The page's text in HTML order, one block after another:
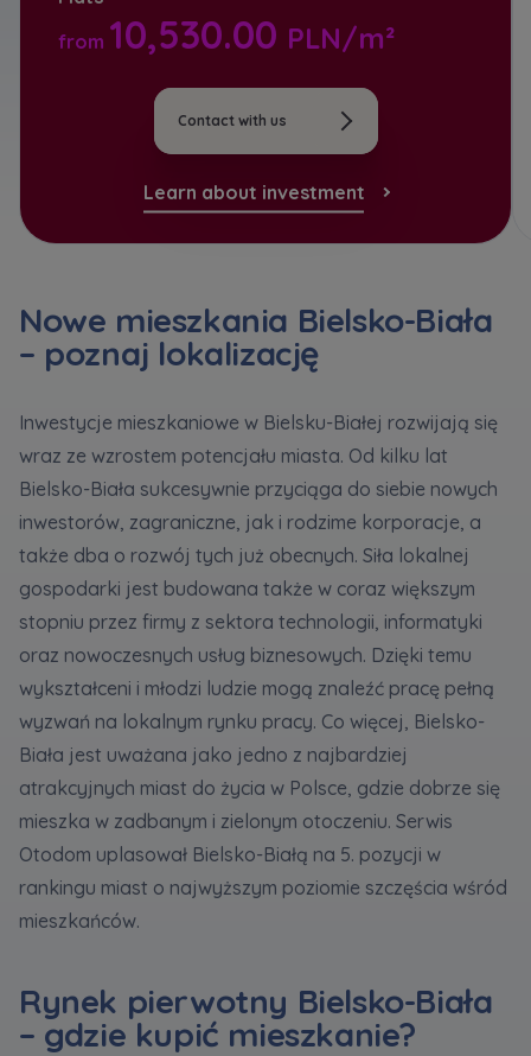
Expand
information from
their personal data ... *
Send
from 10,530.00 PLN/m²
Contact with us
Learn about investment
Nowe mieszkania Bielsko-Biała
– poznaj lokalizację
Inwestycje mieszkaniowe w Bielsku-Białej rozwijają się
wraz ze wzrostem potencjału miasta. Od kilku lat
Bielsko-Biała sukcesywnie przyciąga do siebie nowych
inwestorów, zagraniczne, jak i rodzime korporacje, a
także dba o rozwój tych już obecnych. Siła lokalnej
gospodarki jest budowana także w coraz większym
stopniu przez firmy z sektora technologii, informatyki
oraz nowoczesnych usług biznesowych. Dzięki temu
wykształceni i młodzi ludzie mogą znaleźć pracę pełną
wyzwań na lokalnym rynku pracy. Co więcej, Bielsko-
Biała jest uważana jako jedno z najbardziej
atrakcyjnych miast do życia w Polsce, gdzie dobrze się
mieszka w zadbanym i zielonym otoczeniu. Serwis
Otodom uplasował Bielsko-Białą na 5. pozycji w
rankingu miast o najwyższym poziomie szczęścia wśród
mieszkańców.
Rynek pierwotny Bielsko-Biała
– gdzie kupić mieszkanie?
I’m ordering a customer service in the Ukrainian
I consent to all
Expand
information from
Each person is allowed access to the content of
their personal data
Expand
Please send notifications about purchasing or
holding a significant block of shares to
notyfikacje@murapol.pl
Send
своїх персональних ... *
Регламент надання електронних послуг товариством гк
Зв’яжіться з нами